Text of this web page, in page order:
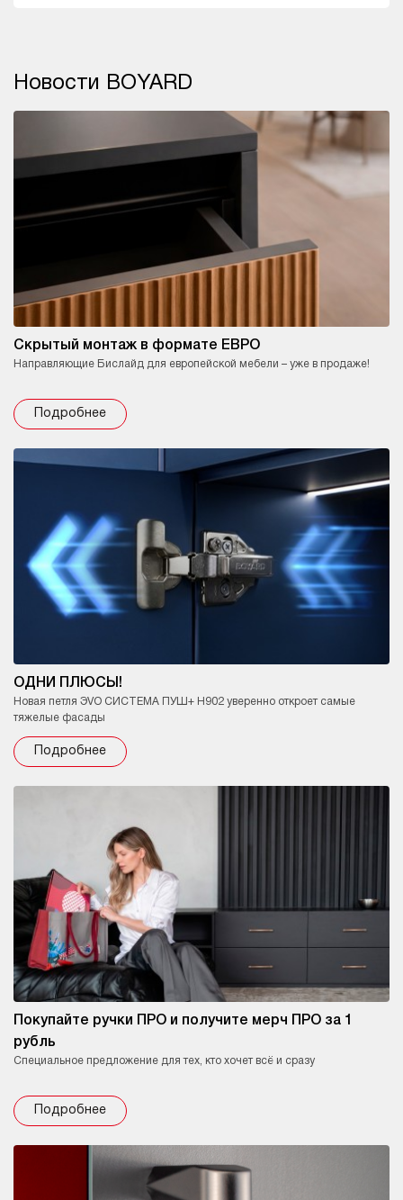
Новости BOYARD
Скрытый монтаж в формате ЕВРО
Направляющие Бислайд для европейской мебели – уже в продаже!
Подробнее
ОДНИ ПЛЮСЫ!
Новая петля ЭVO СИСТЕМА ПУШ+ H902 уверенно откроет самые
тяжелые фасады
Подробнее
Покупайте ручки ПРО и получите мерч ПРО за 1
рубль
Специальное предложение для тех, кто хочет всё и сразу
Подробнее